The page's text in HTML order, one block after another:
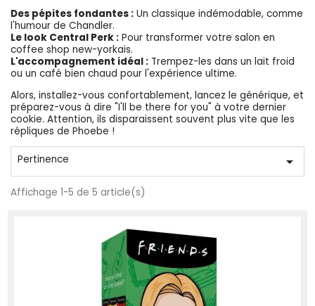
Des pépites fondantes : Un classique indémodable, comme
l'humour de Chandler.
Le look Central Perk : Pour transformer votre salon en
coffee shop new-yorkais.
L'accompagnement idéal : Trempez-les dans un lait froid
ou un café bien chaud pour l'expérience ultime.
Alors, installez-vous confortablement, lancez le générique, et
préparez-vous à dire "I'll be there for you" à votre dernier
cookie. Attention, ils disparaissent souvent plus vite que les
répliques de Phoebe !
Pertinence 
Affichage 1-5 de 5 article(s)